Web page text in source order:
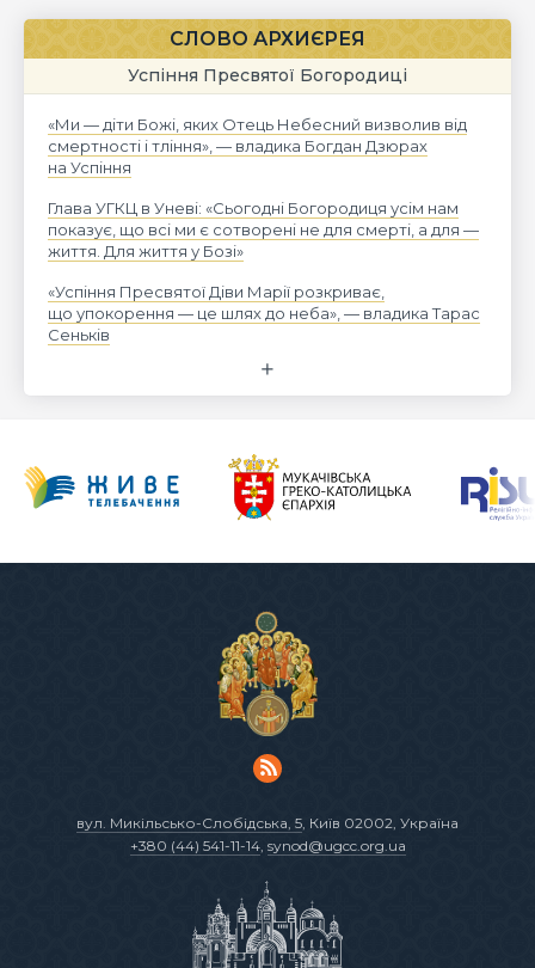
СЛОВО АРХИЄРЕЯ
Успіння Пресвятої Богородиці
«Ми — діти Божі, яких Отець Небесний визволив від
смертності і тління», — владика Богдан Дзюрах
на Успіння
Глава УГКЦ в Уневі: «Сьогодні Богородиця усім нам
показує, що всі ми є сотворені не для смерті, а для —
життя. Для життя у Бозі»
«Успіння Пресвятої Діви Марії розкриває,
що упокорення — це шлях до неба», — владика Тарас
Сеньків
вул. Микільсько-Слобідська, 5, Київ 02002, Україна
+380 (44) 541-11-14, synod@ugcc.org.ua